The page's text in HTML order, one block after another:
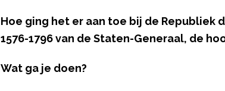
Hoe ging het er aan toe bij de Republiek
1576-1796 van de Staten-Generaal, de
Wat ga je doen?